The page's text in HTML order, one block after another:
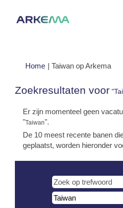
Home | Taiwan op Arkema
Zoekresultaten voor
Er zijn momenteel geen
"Taiwan".
De 10 meest recente banen
geplaatst, worden hieronder